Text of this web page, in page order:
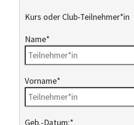
Kurs oder Club-Teilnehmer*in
Name*
Vorname*
Geb.-Datum:*